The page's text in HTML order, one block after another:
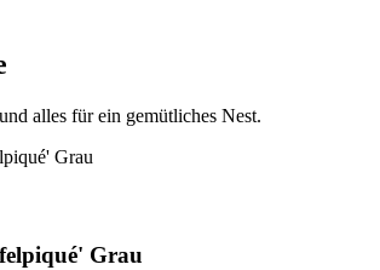
alles für ein gemütliches Nest.
Grau